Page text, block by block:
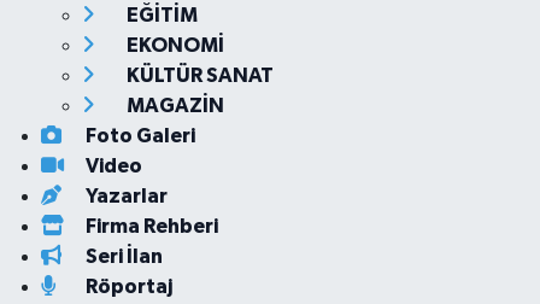
EĞİTİM
EKONOMİ
KÜLTÜR SANAT
MAGAZİN
Foto Galeri
Video
Yazarlar
Firma Rehberi
Seri İlan
Röportaj